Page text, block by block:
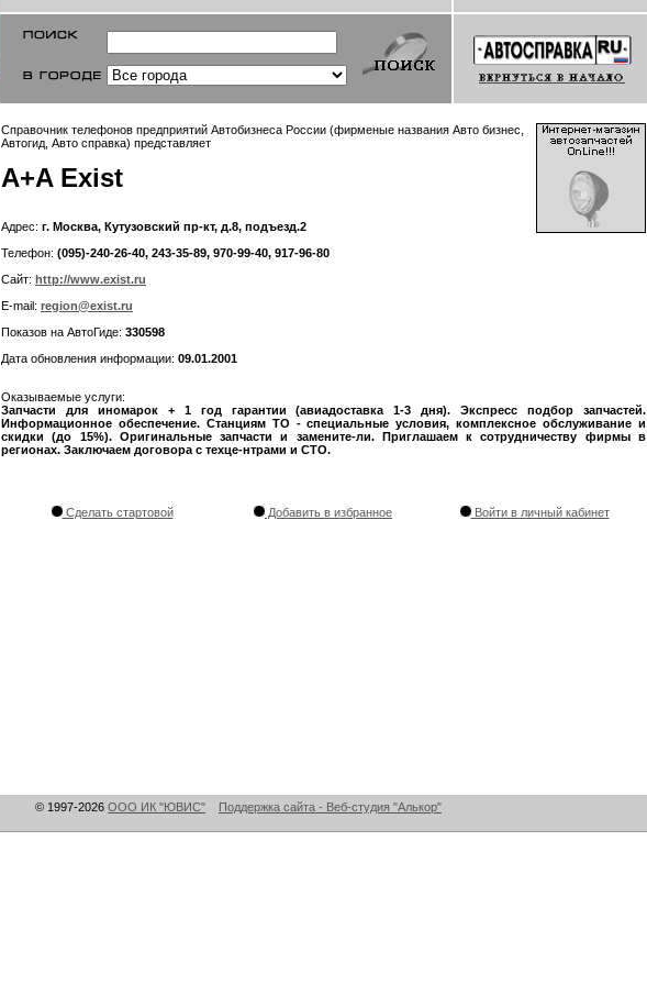
Справочник телефонов предприятий Автобизнеса России (фирменые названия Авто бизнес,
Автогид, Авто справка) представляет
A+A Exist
Адрес: г. Москва, Кутузовский пр-кт, д.8, подъезд.2
Телефон: (095)-240-26-40, 243-35-89, 970-99-40, 917-96-80
Сайт: http://www.exist.ru
E-mail: region@exist.ru
Показов на АвтоГиде: 330598
Дата обновления информации: 09.01.2001
Оказываемые услуги:
Запчасти для иномарок + 1 год гарантии (авиадоставка 1-3 дня). Экспресс подбор запчастей.
Информационное обеспечение. Станциям ТО - специальные условия, комплексное обслуживание и
скидки (до 15%). Оригинальные запчасти и замените-ли. Приглашаем к сотрудничеству фирмы в
регионах. Заключаем договора с техце-нтрами и СТО.
Сделать стартовой Добавить в избранное Войти в личный кабинет
© 1997-2026 ООО ИК "ЮВИС" Поддержка сайта - Веб-студия "Алькор"